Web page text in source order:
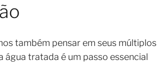
também pensar em seus múltiplos
tratada é um passo essencial